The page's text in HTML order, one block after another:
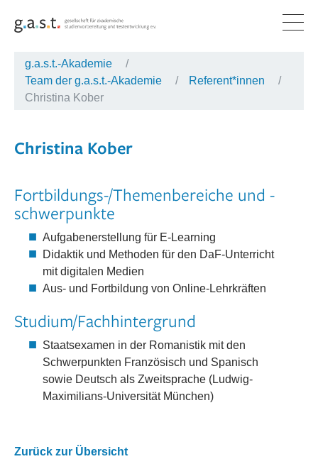
PRODUKTE
PRÜFUNGEN
LERNPLATTFORM
FORSCHUNG & ENTWICKLUNG
FORSCHUNG
PUBLIKATIONEN
G.A.S.T.-AKADEMIE
UNSERE LEISTUNGEN
TEAM DER G.A.S.T.-AKADEMIE
ÜBER G.A.S.T.
NETZWERK
MITGLIEDSCHAFTEN
KARRIERE
G.A.S.T. ALS ARBEITGEBERIN
AKTUELLES
INFORMATIONEN
SOZIALE MEDIEN
g.a.s.t.-Akademie
Team der g.a.s.t.-Akademie
Referent*innen
Christina Kober
Christina Kober
Fortbildungs-/Themenbereiche und -
schwerpunkte
Aufgabenerstellung für E-Learning
Didaktik und Methoden für den DaF-Unterricht
mit digitalen Medien
Aus- und Fortbildung von Online-Lehrkräften
Studium/Fachhintergrund
Staatsexamen in der Romanistik mit den
Schwerpunkten Französisch und Spanisch
sowie Deutsch als Zweitsprache (Ludwig-
Maximilians-Universität München)
Zurück zur Übersicht